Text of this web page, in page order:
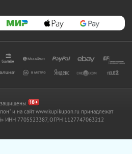
и на сайт www.kupikupon.ru принадлежат
ИНН 7705523387, ОГРН 1127747063212